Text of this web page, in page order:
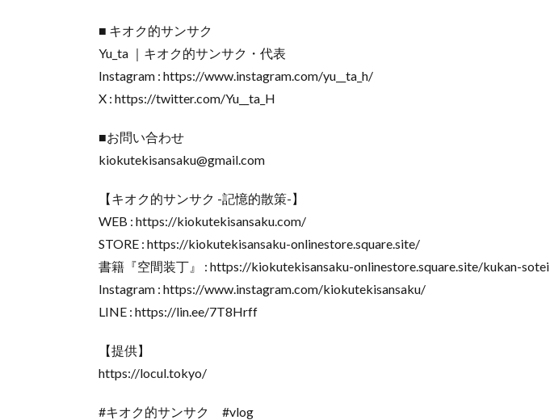
■ キオク的サンサク
Yu_ta ｜キオク的サンサク・代表
Instagram : https://www.instagram.com/yu__ta_h/
X : https://twitter.com/Yu__ta_H
■お問い合わせ
kiokutekisansaku@gmail.com
【キオク的サンサク -記憶的散策-】
WEB : https://kiokutekisansaku.com/
STORE : https://kiokutekisansaku-onlinestore.square.site/
書籍『空間装丁』 : https://kiokutekisansaku-onlinestore.square.site/kukan-sotei
Instagram : https://www.instagram.com/kiokutekisansaku/
LINE : https://lin.ee/7T8Hrff
【提供】
https://locul.tokyo/
#キオク的サンサク #vlog